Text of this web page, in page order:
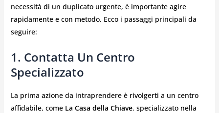
necessità di un duplicato urgente, è importante agire
rapidamente e con metodo. Ecco i passaggi principali da
seguire:
1. Contatta Un Centro
Specializzato
La prima azione da intraprendere è rivolgerti a un centro
affidabile, come La Casa della Chiave, specializzato nella